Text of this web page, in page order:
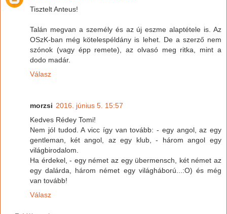
Tisztelt Anteus!
Talán megvan a személy és az új eszme alaptétele is. Az
OSzK-ban még kötelespéldány is lehet. De a szerző nem
szónok (vagy épp remete), az olvasó meg ritka, mint a
dodo madár.
Válasz
morzsi 2016. június 5. 15:57
Kedves Rédey Tomi!
Nem jól tudod. A vicc így van tovább: - egy angol, az egy
gentleman, két angol, az egy klub, - három angol egy
világbirodalom.
Ha érdekel, - egy német az egy übermensch, két német az
egy dalárda, három német egy világháború...:O) és még
van tovább!
Válasz